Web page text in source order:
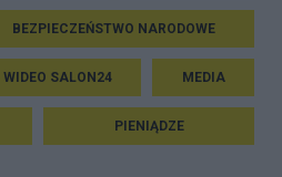
BEZPIECZEŃSTWO NARODOWE
WIDEO SALON24 MEDIA
PIENIĄDZE